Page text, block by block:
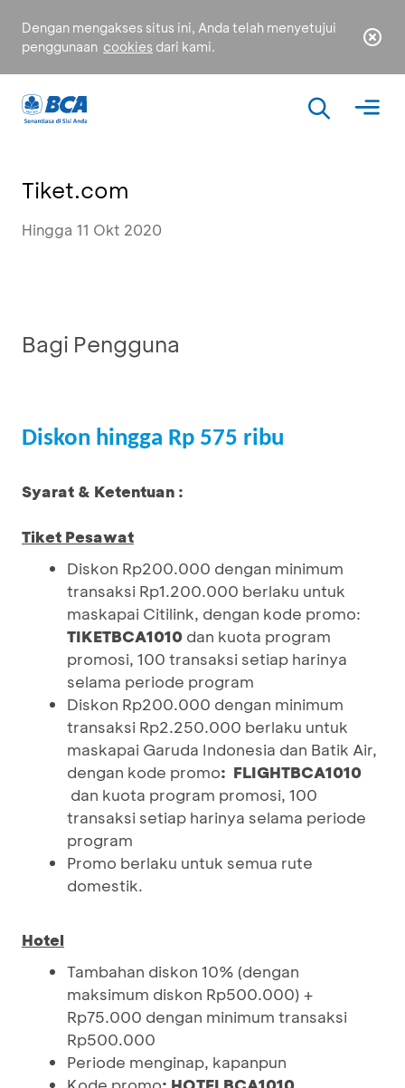
Dengan mengakses situs ini, Anda telah menyetujui
penggunaan cookies dari kami.
Tiket.com
Hingga 11 Okt 2020
Bagi Pengguna
Diskon hingga Rp 575 ribu
Syarat & Ketentuan :
Tiket Pesawat
Diskon Rp200.000 dengan minimum
transaksi Rp1.200.000 berlaku untuk
maskapai Citilink, dengan kode promo:
TIKETBCA1010 dan kuota program
promosi, 100 transaksi setiap harinya
selama periode program
Diskon Rp200.000 dengan minimum
transaksi Rp2.250.000 berlaku untuk
maskapai Garuda Indonesia dan Batik Air,
dengan kode promo: FLIGHTBCA1010
dan kuota program promosi, 100
transaksi setiap harinya selama periode
program
Promo berlaku untuk semua rute
domestik.
Hotel
Tambahan diskon 10% (dengan
maksimum diskon Rp500.000) +
Rp75.000 dengan minimum transaksi
Rp500.000
Periode menginap, kapanpun